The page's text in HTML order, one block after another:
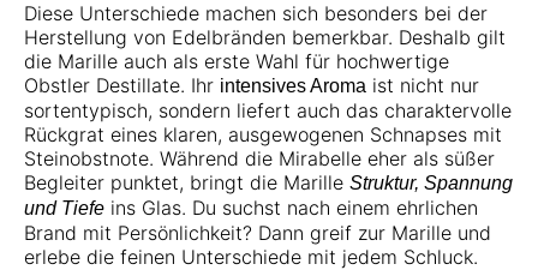
Diese Unterschiede machen sich besonders bei der
Herstellung von Edelbränden bemerkbar. Deshalb gilt
die Marille auch als erste Wahl für hochwertige
Obstler Destillate. Ihr intensives Aroma ist nicht nur
sortentypisch, sondern liefert auch das charaktervolle
Rückgrat eines klaren, ausgewogenen Schnapses mit
Steinobstnote. Während die Mirabelle eher als süßer
Begleiter punktet, bringt die Marille Struktur, Spannung
und Tiefe ins Glas. Du suchst nach einem ehrlichen
Brand mit Persönlichkeit? Dann greif zur Marille und
erlebe die feinen Unterschiede mit jedem Schluck.